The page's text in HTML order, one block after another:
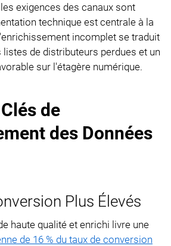
exigences des canaux sont
technique est centrale à la
incomplet se traduit
de distributeurs perdues et un
sur l'étagère numérique.
de
des Données
Plus Élevés
haute qualité et enrichi livre une
de 16 % du taux de conversion